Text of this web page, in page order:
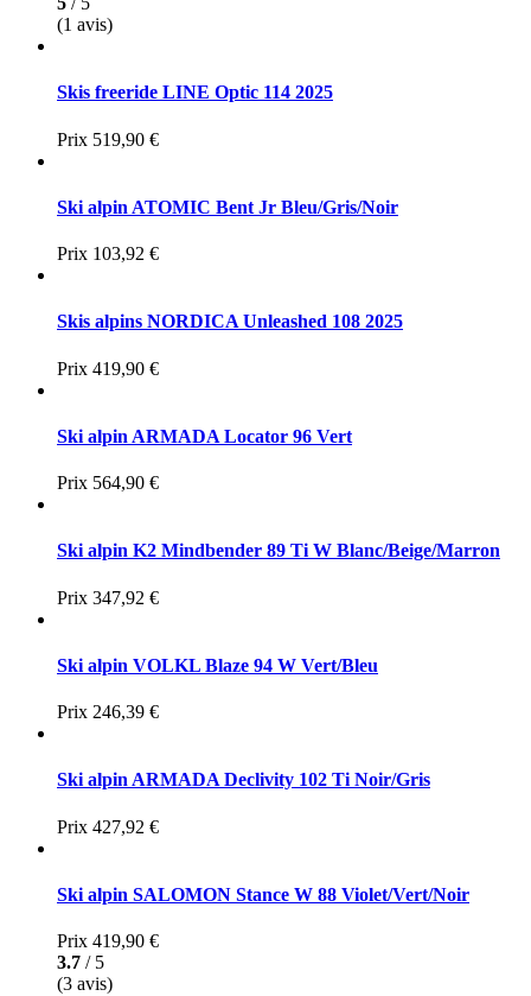
(1 avis)
Skis freeride LINE Optic 114 2025
Prix 519,90 €
Ski alpin ATOMIC Bent Jr Bleu/Gris/Noir
Prix 103,92 €
Skis alpins NORDICA Unleashed 108 2025
Prix 419,90 €
Ski alpin ARMADA Locator 96 Vert
Prix 564,90 €
Ski alpin K2 Mindbender 89 Ti W Blanc/Beige/Marron
Prix 347,92 €
Ski alpin VOLKL Blaze 94 W Vert/Bleu
Prix 246,39 €
Ski alpin ARMADA Declivity 102 Ti Noir/Gris
Prix 427,92 €
Ski alpin SALOMON Stance W 88 Violet/Vert/Noir
Prix 419,90 €
3.7 / 5
(3 avis)